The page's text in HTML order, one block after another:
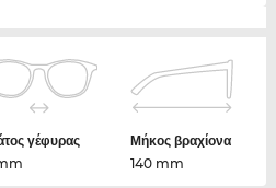
γέφυρας
Μήκος βραχίονα
140 mm